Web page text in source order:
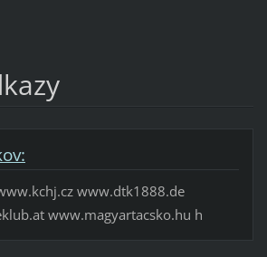
www.dtk1888.de
www.magyartacsko.hu h